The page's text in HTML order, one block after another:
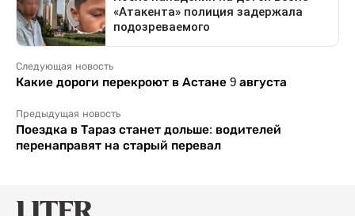
Следующая новость
Какие дороги перекроют в Астане 9 августа
Предыдущая новость
Поездка в Тараз станет дольше: водителей
перенаправят на старый перевал